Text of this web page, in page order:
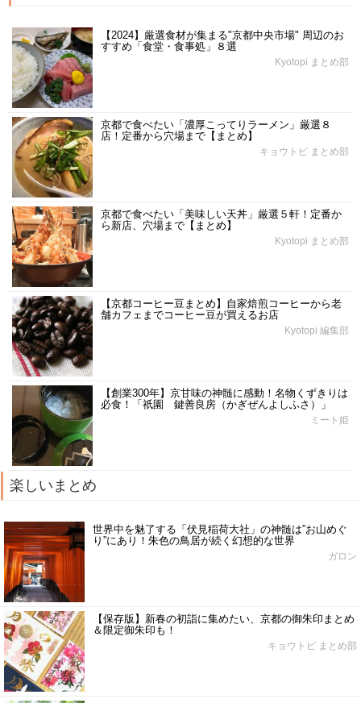
【2024】厳選食材が集まる"京都中央市場" 周辺のお
すすめ「食堂・食事処」８選
Kyotopi まとめ部
京都で食べたい「濃厚こってりラーメン」厳選８
店！定番から穴場まで【まとめ】
キョウトピ まとめ部
京都で食べたい「美味しい天丼」厳選５軒！定番か
ら新店、穴場まで【まとめ】
Kyotopi まとめ部
【京都コーヒー豆まとめ】自家焙煎コーヒーから老
舗カフェまでコーヒー豆が買えるお店
Kyotopi 編集部
【創業300年】京甘味の神髄に感動！名物くずきりは
必食！「祇園 鍵善良房（かぎぜんよしふさ）」
ミート姫
楽しいまとめ
世界中を魅了する「伏見稲荷大社」の神髄は”お山めぐ
り”にあり！朱色の鳥居が続く幻想的な世界
ガロン
【保存版】新春の初詣に集めたい、京都の御朱印まとめ
＆限定御朱印も！
キョウトピ まとめ部